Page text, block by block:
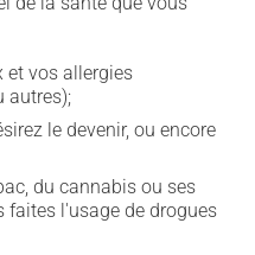
et vos allergies
autres);
le devenir, ou encore
du cannabis ou ses
faites l'usage de drogues